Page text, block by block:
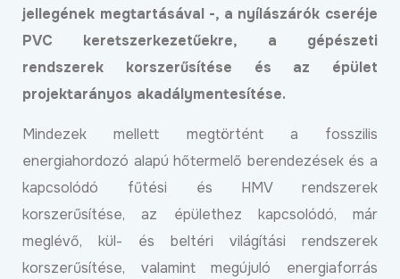
jellegének megtartásával -, a nyílászárók cseréje
PVC keretszerkezetűekre, a gépészeti
rendszerek korszerűsítése és az épület
projektarányos akadálymentesítése.
Mindezek mellett megtörtént a fosszilis
energiahordozó alapú hőtermelő berendezések és a
kapcsolódó fűtési és HMV rendszerek
korszerűsítése, az épülethez kapcsolódó, már
meglévő, kül- és beltéri világítási rendszerek
korszerűsítése, valamint megújuló energiaforrás